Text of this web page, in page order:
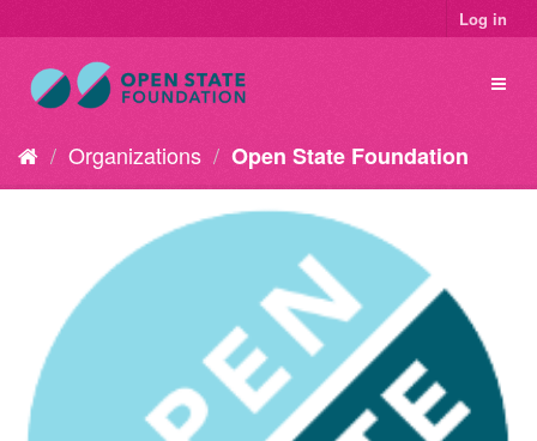
Log in
Organizations Open State Foundation